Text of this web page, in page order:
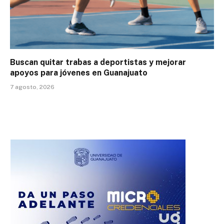
Buscan quitar trabas a deportistas y mejorar
apoyos para jóvenes en Guanajuato
7 agosto, 2026